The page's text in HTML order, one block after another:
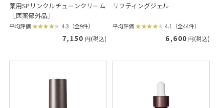
薬用SPリンクルチューンクリーム
［医薬部外品］
平均評価 4.3（全9件）
7,150 円(税込)
リフティングジェル
平均評価 4.1（全44件）
6,600 円(税込)